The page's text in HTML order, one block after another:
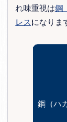
れ味重視は鋼
レスになりま
鋼（ハ